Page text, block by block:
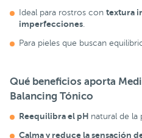
Ideal para rostros con textura
imperfecciones
Para pieles que buscan
Qué beneficios aporta
Balancing Tónico
Reequilibra el pH natural de la
Calma y reduce la sensación